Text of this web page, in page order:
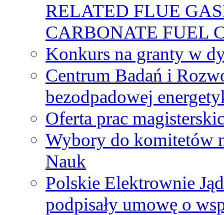
RELATED FLUE
CARBONATE FUEL
Konkurs na granty w
Centrum Badań i
bezodpadowej
Oferta prac
Wybory do komitetów
Nauk
Polskie Elektrownie
podpisały umowę o